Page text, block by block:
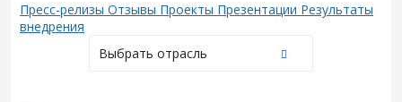
Пресс-релизы Отзывы Проекты Презентации Результаты
внедрения
Выбрать отрасль